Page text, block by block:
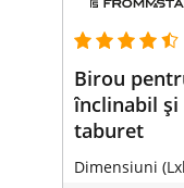
Birou
înclinabil și
taburet
Dimensiuni